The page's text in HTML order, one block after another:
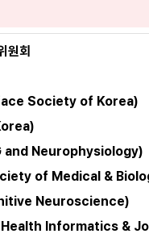
원회
Society of Korea)
and Neurophysiology)
of Medical &
Neuroscience)
Informatics &